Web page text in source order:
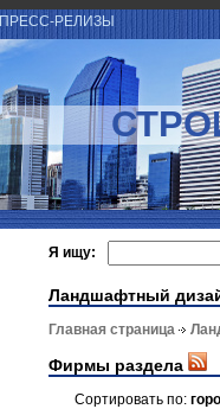
ПРЕСС-РЕЛИЗЫ
Я ищу:
Ландшафтный
Главная страница
Фирмы раздела
Сортировать по: